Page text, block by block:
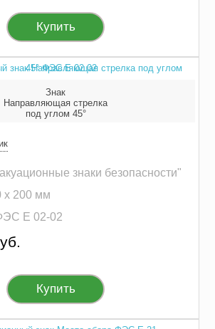
Купить
Знак
Направляющая стрелка
под углом 45°
знаки безопасности"
х 200 мм
E 02-02
Купить